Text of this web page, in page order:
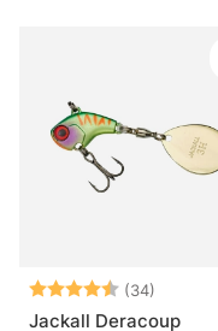
Vurdering: (34)
4.8
Jackall Deracoup